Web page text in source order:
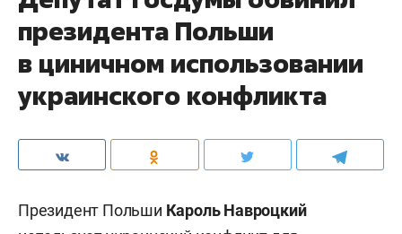
президента Польши
в циничном использовании
украинского конфликта
Президент Польши Кароль Навроцкий